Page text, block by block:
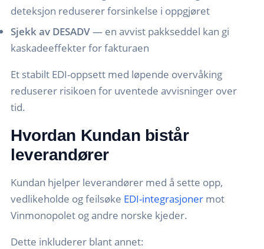
deteksjon reduserer forsinkelse i oppgjøret
Sjekk av DESADV— en avvist pakkseddel kan gi
kaskadeeffekter for fakturaen
Et stabilt EDI-oppsett med løpende overvåking
reduserer risikoen for uventede avvisninger over
tid.
Hvordan Kundan bistår
leverandører
Kundan hjelper leverandører med å sette opp,
vedlikeholde og feilsøke EDI-integrasjoner mot
Vinmonopolet og andre norske kjeder.
Dette inkluderer blant annet: